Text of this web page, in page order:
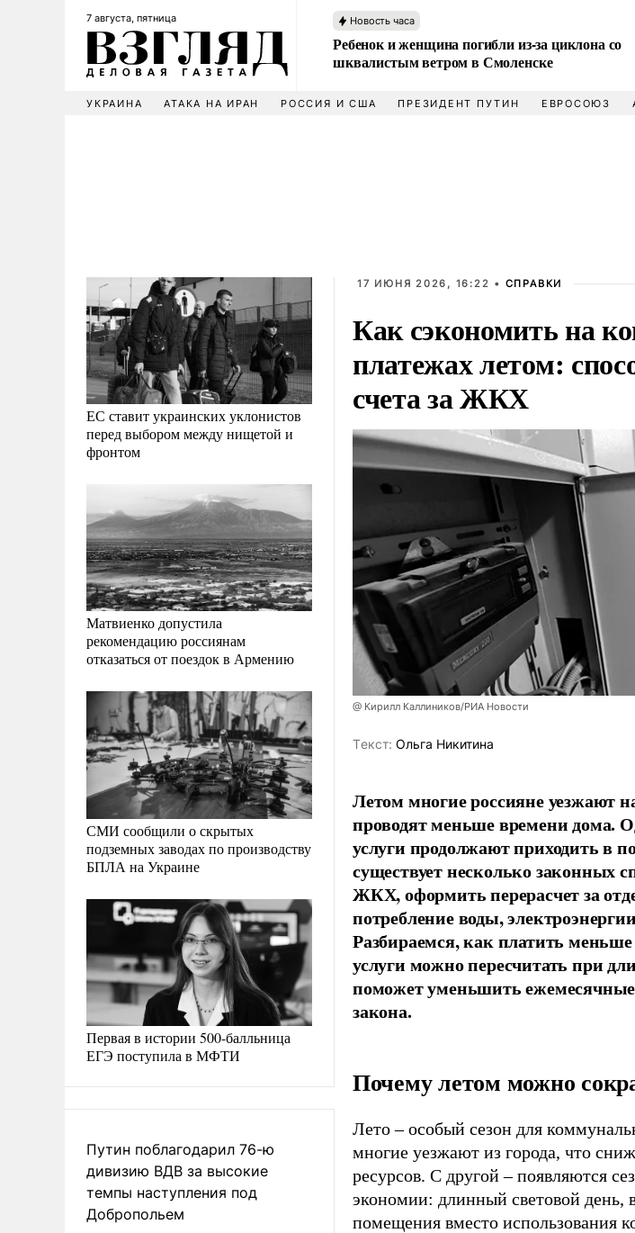
7 августа, пятница Новость часа
Ребенок и женщина погибли из-за циклона со
шквалистым ветром в Смоленске
УКРАИНА АТАКА НА ИРАН РОССИЯ И США ПРЕЗИДЕНТ ПУТИН ЕВРОСОЮЗ
ЕС ставит украинских уклонистов
перед выбором между нищетой и
фронтом
Матвиенко допустила
рекомендацию россиянам
отказаться от поездок в Армению
СМИ сообщили о скрытых
подземных заводах по производству
БПЛА на Украине
Первая в истории 500-балльница
ЕГЭ поступила в МФТИ
Путин поблагодарил 76-ю
дивизию ВДВ за высокие
темпы наступления под
Добропольем
17 ИЮНЯ 2026, 16:22 • СПРАВКИ
Как сэкономить на
платежах летом:
счета за ЖКХ
@ Кирилл Каллиников/РИА Новости
Tекст: Ольга Никитина
Летом многие россияне уезжают
проводят меньше времени дома.
услуги продолжают приходить в
существует несколько законных
ЖКХ, оформить перерасчет за
потребление воды,
Разбираемся, как платить
услуги можно пересчитать при
поможет уменьшить
закона.
Почему летом можно
Лето – особый сезон для
многие уезжают из города, что
ресурсов. С другой – появляются
экономии: длинный световой день,
помещения вместо использования